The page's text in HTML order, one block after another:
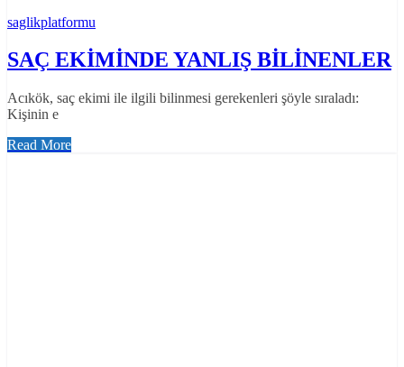
saglikplatformu
SAÇ EKİMİNDE YANLIŞ BİLİNENLER
Acıkök, saç ekimi ile ilgili bilinmesi gerekenleri şöyle sıraladı:
Kişinin e
Read More